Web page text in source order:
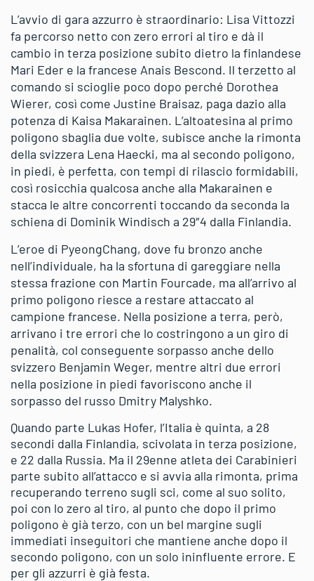
L’avvio di gara azzurro è straordinario: Lisa Vittozzi
fa percorso netto con zero errori al tiro e dà il
cambio in terza posizione subito dietro la finlandese
Mari Eder e la francese Anais Bescond. Il terzetto al
comando si scioglie poco dopo perché Dorothea
Wierer, così come Justine Braisaz, paga dazio alla
potenza di Kaisa Makarainen. L’altoatesina al primo
poligono sbaglia due volte, subisce anche la rimonta
della svizzera Lena Haecki, ma al secondo poligono,
in piedi, è perfetta, con tempi di rilascio formidabili,
così rosicchia qualcosa anche alla Makarainen e
stacca le altre concorrenti toccando da seconda la
schiena di Dominik Windisch a 29″4 dalla Finlandia.
L’eroe di PyeongChang, dove fu bronzo anche
nell’individuale, ha la sfortuna di gareggiare nella
stessa frazione con Martin Fourcade, ma all’arrivo al
primo poligono riesce a restare attaccato al
campione francese. Nella posizione a terra, però,
arrivano i tre errori che lo costringono a un giro di
penalità, col conseguente sorpasso anche dello
svizzero Benjamin Weger, mentre altri due errori
nella posizione in piedi favoriscono anche il
sorpasso del russo Dmitry Malyshko.
Quando parte Lukas Hofer, l’Italia è quinta, a 28
secondi dalla Finlandia, scivolata in terza posizione,
e 22 dalla Russia. Ma il 29enne atleta dei Carabinieri
parte subito all’attacco e si avvia alla rimonta, prima
recuperando terreno sugli sci, come al suo solito,
poi con lo zero al tiro, al punto che dopo il primo
poligono è già terzo, con un bel margine sugli
immediati inseguitori che mantiene anche dopo il
secondo poligono, con un solo ininfluente errore. E
per gli azzurri è già festa.